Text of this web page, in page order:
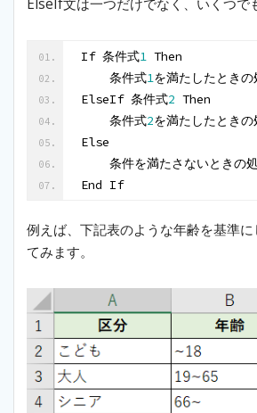
ElseIf文は一つだけでなく、いくつで
If 条件式1 Then
    条件式
1を満たしたときの
ElseIf 条件式2 Then
    条件式
2を満たしたときの
Else
条件を満たさないときの
End If
例えば、下記表のような年齢を基準に
てみます。